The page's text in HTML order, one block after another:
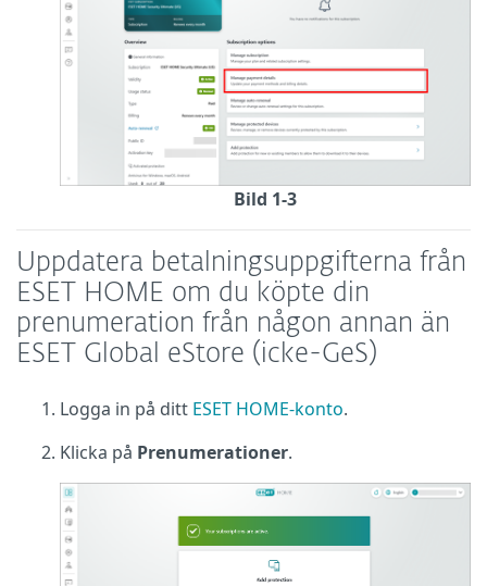
Bild 1-3
Uppdatera betalningsuppgifterna från
ESET HOME om du köpte din
prenumeration från någon annan än
ESET Global eStore (icke-GeS)
Logga in på ditt ESET HOME-konto.
Klicka på Prenumerationer.